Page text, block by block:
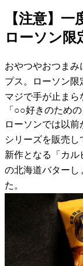
【注意】
ローソン限
おやつやおつまみ
プス。ローソン
マジで手が止まら
「○○好きのため
ローソンでは以
シリーズを販売し
新作となる「カ
の北海道バター
た。